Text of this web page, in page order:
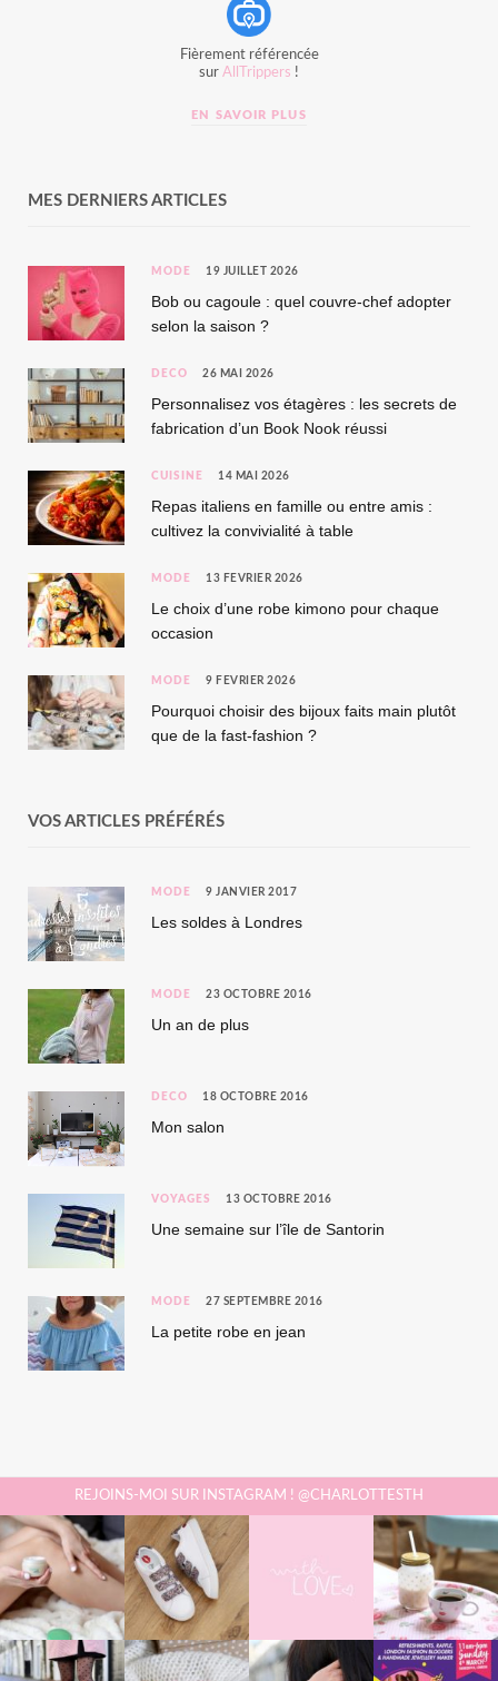
Fièrement référencée
sur AllTrippers !
EN SAVOIR PLUS
MES DERNIERS ARTICLES
MODE 19 JUILLET 2026
Bob ou cagoule : quel couvre-chef adopter
selon la saison ?
DÉCO 26 MAI 2026
Personnalisez vos étagères : les secrets de
fabrication d’un Book Nook réussi
CUISINE 14 MAI 2026
Repas italiens en famille ou entre amis :
cultivez la convivialité à table
MODE 13 FÉVRIER 2026
Le choix d’une robe kimono pour chaque
occasion
MODE 9 FÉVRIER 2026
Pourquoi choisir des bijoux faits main plutôt
que de la fast-fashion ?
VOS ARTICLES PRÉFÉRÉS
MODE 9 JANVIER 2017
Les soldes à Londres
MODE 23 OCTOBRE 2016
Un an de plus
DÉCO 18 OCTOBRE 2016
Mon salon
VOYAGES 13 OCTOBRE 2016
Une semaine sur l’île de Santorin
MODE 27 SEPTEMBRE 2016
La petite robe en jean
REJOINS-MOI SUR INSTAGRAM ! @CHARLOTTESTH